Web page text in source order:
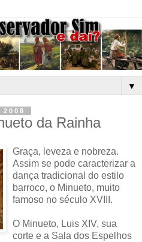
▼
da Rainha
Graça, leveza e nobreza.
Assim se pode caracterizar a
dança tradicional do estilo
barroco, o Minueto, muito
famoso no século XVIII.
O Minueto, Luis XIV, sua
corte e a Sala dos Espelhos